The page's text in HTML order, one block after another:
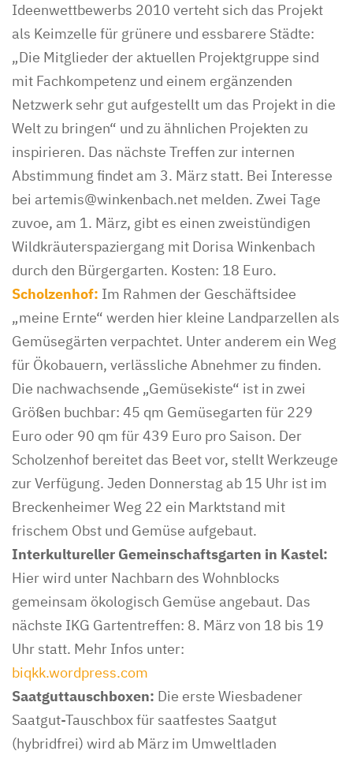
Ideenwettbewerbs 2010 verteht sich das Projekt
als Keimzelle für grünere und essbarere Städte:
„Die Mitglieder der aktuellen Projektgruppe sind
mit Fachkompetenz und einem ergänzenden
Netzwerk sehr gut aufgestellt um das Projekt in die
Welt zu bringen“ und zu ähnlichen Projekten zu
inspirieren. Das nächste Treffen zur internen
Abstimmung findet am 3. März statt. Bei Interesse
bei artemis@winkenbach.net melden. Zwei Tage
zuvoe, am 1. März, gibt es einen zweistündigen
Wildkräuterspaziergang mit Dorisa Winkenbach
durch den Bürgergarten. Kosten: 18 Euro.
Scholzenhof: Im Rahmen der Geschäftsidee
„meine Ernte“ werden hier kleine Landparzellen als
Gemüsegärten verpachtet. Unter anderem ein Weg
für Ökobauern, verlässliche Abnehmer zu finden.
Die nachwachsende „Gemüsekiste“ ist in zwei
Größen buchbar: 45 qm Gemüsegarten für 229
Euro oder 90 qm für 439 Euro pro Saison. Der
Scholzenhof bereitet das Beet vor, stellt Werkzeuge
zur Verfügung. Jeden Donnerstag ab 15 Uhr ist im
Breckenheimer Weg 22 ein Marktstand mit
frischem Obst und Gemüse aufgebaut.
Interkultureller Gemeinschaftsgarten in Kastel:
Hier wird unter Nachbarn des Wohnblocks
gemeinsam ökologisch Gemüse angebaut. Das
nächste IKG Gartentreffen: 8. März von 18 bis 19
Uhr statt. Mehr Infos unter:
biqkk.wordpress.com
Saatguttauschboxen: Die erste Wiesbadener
Saatgut-Tauschbox für saatfestes Saatgut
(hybridfrei) wird ab März im Umweltladen